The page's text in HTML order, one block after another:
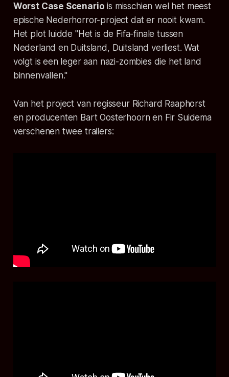
Worst Case Scenario is misschien wel het meest
epische Nederhorror-project dat er nooit kwam.
Het plot luidde "Het is de Fifa-finale tussen
Nederland en Duitsland, Duitsland verliest. Wat
volgt is een leger aan nazi-zombies die het land
binnenvallen."
Van het project van regisseur Richard Raaphorst
en producenten Bart Oosterhoorn en Fir Suidema
verschenen twee trailers: